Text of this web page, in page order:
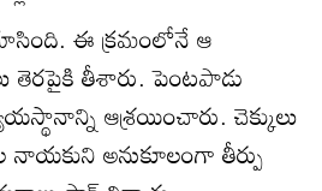
ఈ క్రమంలోనే ఆ
తెరపైకి తీశారు. పెంటపాడు
ఆశ్రయించారు. చెక్కులు
అనుకూలంగా తీర్పు